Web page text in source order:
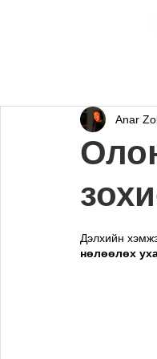
Anar
Дэлхийн
нөлөөлөх